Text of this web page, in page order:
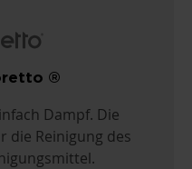
®
Dampf. Die
die Reinigung des